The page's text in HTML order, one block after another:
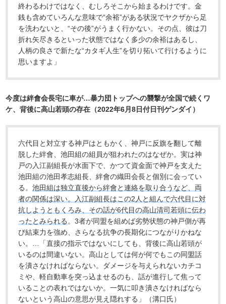
終わるわけではなく、むしろそこから始まるわけです。金
銭も含めていろんな意味で“余裕”がある状況でヤクザから足
を洗わないと、“その後”がうまく行かない。その点、彼は刀
折れ矢尽きるといった状態ではなく多少の余裕はあるし、
人柄の良さで新たな“カタギ人生”を切り拓いて行けるように
思いますよ」
今度は絆會会長宅に車が…暴力団トップへの襲撃が全国で続くワ
ケ、背後に高山若頭の存在（2022年6月8日付日刊ゲンダイ）
六代目と対立する神戸はともかく、神戸に反旗を翻して離
脱した絆會、池田組の組員が狙われたのはなぜか。実は神
戸の入江副組長が水面下で、かつて資金面で神戸を支えた
池田組の池田孝志組長、絆會の織田会長と個別に会ってい
る。池田組は独立直後から絆會と連絡を取り合うなど、両
者の関係は深い。入江副組長はこの2人と組んで六代目に対
抗しようともくろみ、その話が6代目の高山清司若頭に伝わ
ったとみられる 。3者が同盟を組めば劣勢状態の神戸側が再
び結束力を強め、さらなる抗争の長期化につながりかねな
い。…「直接の指示ではないにしても、背後に高山若頭が
いるのは間違いない。高山としては何が何でもこの同盟話
を潰さなければならない。ダメージを与えられないカチコ
ミや、軽自動車を突っ込ませるのも、話が進行して焦って
いることの表れではないか。一気に叩き潰さなければなら
ないという高山の意思が見え隠れする」（溝口氏）